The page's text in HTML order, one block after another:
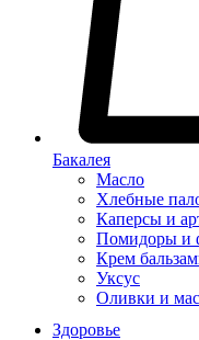
Бакалея
Масло
Хлебные
Каперсы и
Помидоры и
Крем
Уксус
Оливки и
Здоровье